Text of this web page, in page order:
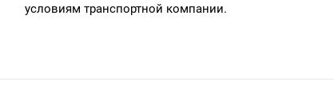
условиям транспортной компании.